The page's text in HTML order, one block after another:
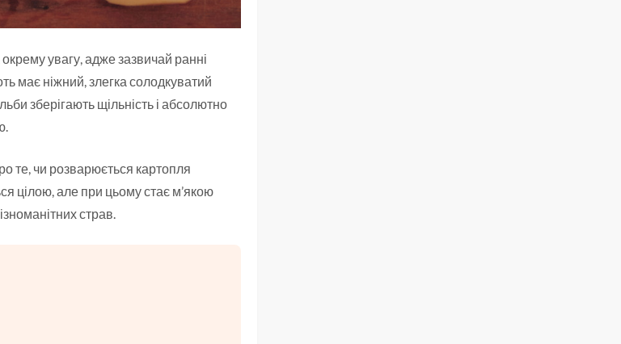
увагу, адже зазвичай ранні
має ніжний, злегка солодкуватий
зберігають щільність і абсолютно
те, чи розварюється картопля
цілою, але при цьому стає м’якою
страв.